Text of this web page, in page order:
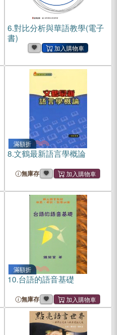
6.對比分析與華語教學(電子
書)
滿額折
8.文鶴最新語言學概論
無庫存
滿額折
10.台語的語音基礎
無庫存